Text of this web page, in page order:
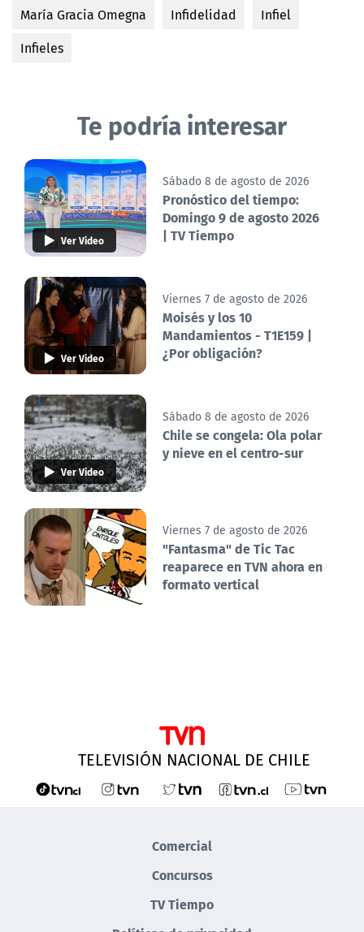
María Gracia Omegna Infidelidad
Infiel
Infieles
Te podría interesar
Ver Video
Sábado 8 de agosto de 2026
Pronóstico del tiempo:
Domingo 9 de agosto 2026
| TV Tiempo
Ver Video
Viernes 7 de agosto de 2026
Moisés y los 10
Mandamientos - T1E159 |
¿Por obligación?
Ver Video
Sábado 8 de agosto de 2026
Chile se congela: Ola polar
y nieve en el centro-sur
Viernes 7 de agosto de 2026
"Fantasma" de Tic Tac
reaparece en TVN ahora en
formato vertical
TELEVISIÓN NACIONAL DE CHILE
Comercial
Concursos
TV Tiempo